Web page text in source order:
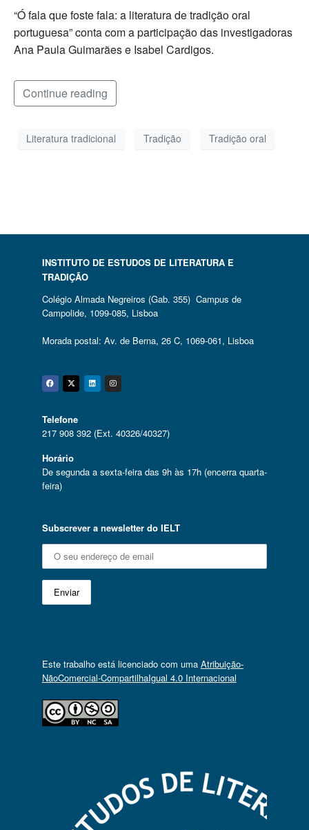
“Ó fala que foste fala: a literatura de tradição oral
portuguesa” conta com a participação das investigadoras
Ana Paula Guimarães e Isabel Cardigos.
Continue reading
Literatura tradicional Tradição Tradição oral
INSTITUTO DE ESTUDOS DE LITERATURA E
TRADIÇÃO
Colégio Almada Negreiros (Gab. 355) Campus de
Campolide, 1099-085, Lisboa
Morada postal: Av. de Berna, 26 C, 1069-061, Lisboa
Facebook
Twitter
Linkedin
Instagram
Telefone
217 908 392 (Ext. 40326/40327)
Horário
De segunda a sexta-feira das 9h às 17h (encerra quarta-
feira)
Subscrever a newsletter do IELT
Este trabalho está licenciado com uma Atribuição-
NãoComercial-CompartilhaIgual 4.0 Internacional